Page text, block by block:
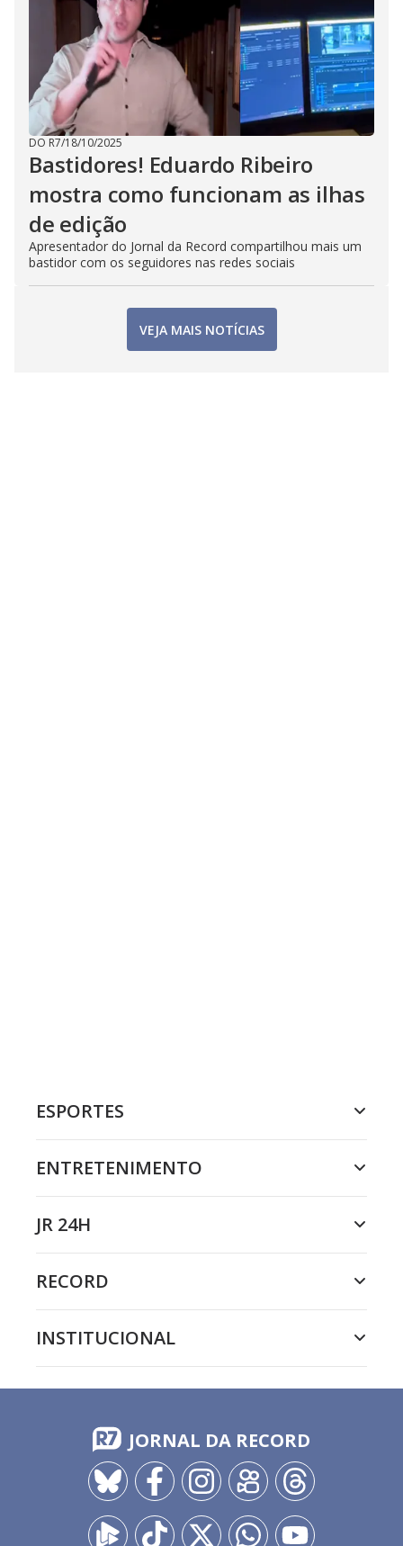
DO R7/18/10/2025
Bastidores! Eduardo Ribeiro
mostra como funcionam as ilhas
de edição
Apresentador do Jornal da Record compartilhou mais um
bastidor com os seguidores nas redes sociais
VEJA MAIS NOTÍCIAS
ESPORTES
ENTRETENIMENTO
JR 24H
RECORD
INSTITUCIONAL
JORNAL DA RECORD